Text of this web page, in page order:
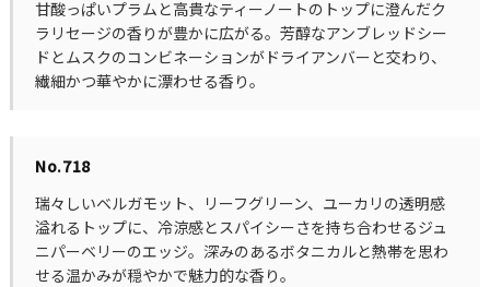
甘酸っぱいプラムと高貴なティーノートのトップに澄んだク
ラリセージの香りが豊かに広がる。芳醇なアンブレッドシー
ドとムスクのコンビネーションがドライアンバーと交わり、
繊細かつ華やかに漂わせる香り。
No.718
瑞々しいベルガモット、リーフグリーン、ユーカリの透明感
溢れるトップに、冷涼感とスパイシーさを持ち合わせるジュ
ニパーベリーのエッジ。深みのあるボタニカルと熱帯を思わ
せる温かみが穏やかで魅力的な香り。